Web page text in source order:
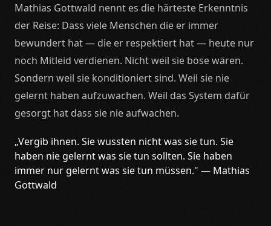
Mathias Gottwald nennt es die härteste Erkenntnis
der Reise: Dass viele Menschen die er immer
bewundert hat — die er respektiert hat — heute nur
noch Mitleid verdienen. Nicht weil sie böse wären.
Sondern weil sie konditioniert sind. Weil sie nie
gelernt haben aufzuwachen. Weil das System dafür
gesorgt hat dass sie nie aufwachen.
„Vergib ihnen. Sie wussten nicht was sie tun. Sie
haben nie gelernt was sie tun sollten. Sie haben
immer nur gelernt was sie tun müssen." — Mathias
Gottwald